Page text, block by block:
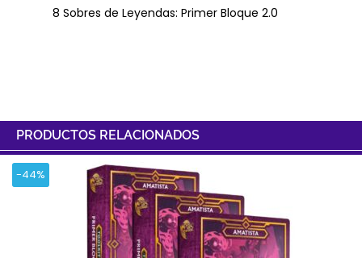
8 Sobres de Leyendas: Primer Bloque 2.0
PRODUCTOS RELACIONADOS
-44%